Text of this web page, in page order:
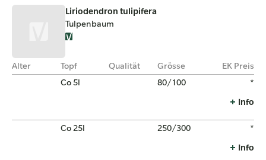
Liriodendron tulipifera
Tulpenbaum
Alter Topf Qualität Grösse
EK Preis
Co 5l
80/100 *
Info
Co 25l 250/300 *
Info